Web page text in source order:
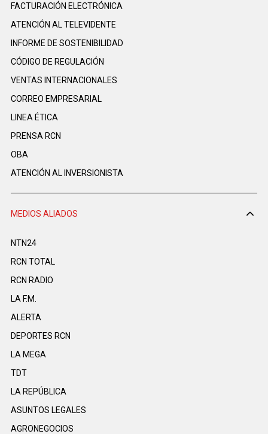
FACTURACIÓN ELECTRÓNICA
ATENCIÓN AL TELEVIDENTE
INFORME DE SOSTENIBILIDAD
CÓDIGO DE REGULACIÓN
VENTAS INTERNACIONALES
CORREO EMPRESARIAL
LINEA ÉTICA
PRENSA RCN
OBA
ATENCIÓN AL INVERSIONISTA
MEDIOS ALIADOS
NTN24
RCN TOTAL
RCN RADIO
LA F.M.
ALERTA
DEPORTES RCN
LA MEGA
TDT
LA REPÚBLICA
ASUNTOS LEGALES
AGRONEGOCIOS